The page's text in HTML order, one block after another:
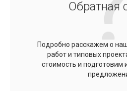
Обратная
Подробно расскажем о
работ и типовых
стоимость и подготовим